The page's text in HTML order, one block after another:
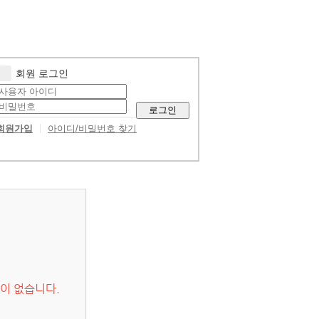
회원 로그인
로그인
원가입
아이디/비밀번호 찾기
없습니다.